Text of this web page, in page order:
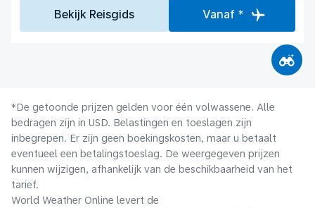
Bekijk Reisgids Vanaf *
*De getoonde prijzen gelden voor één volwassene. Alle
bedragen zijn in USD. Belastingen en toeslagen zijn
inbegrepen. Er zijn geen boekingskosten, maar u betaalt
eventueel een betalingstoeslag. De weergegeven prijzen
kunnen wijzigen, afhankelijk van de beschikbaarheid van het
tarief.
World Weather Online levert de